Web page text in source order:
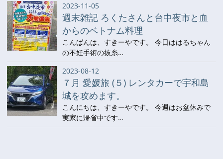
2023-11-05
週末雑記 ろくたさんと台中夜市と血
からのベトナム料理
こんばんは、すきーやです。 今日ははるちゃん
の不妊手術の抜糸…
2023-08-12
７月 愛媛旅 (５) レンタカーで宇和島
城を攻めます。
こんにちは、すきーやです。 今週はお盆休みで
実家に帰省中です…